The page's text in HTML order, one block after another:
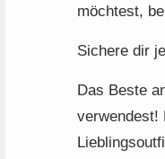
möchtest,
Sichere dir
Das Beste
verwendest!